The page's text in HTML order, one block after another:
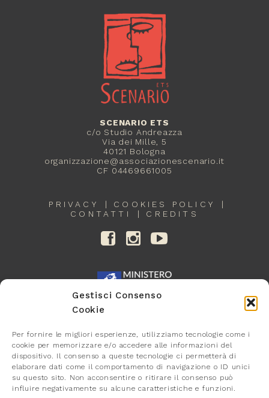
Gestisci Consenso
Cookie
Per fornire le migliori esperienze, utilizziamo tecnologie come i
cookie per memorizzare e/o accedere alle informazioni del
dispositivo. Il consenso a queste tecnologie ci permetterà di
elaborare dati come il comportamento di navigazione o ID unici
su questo sito. Non acconsentire o ritirare il consenso può
influire negativamente su alcune caratteristiche e funzioni.
SCENARIO ETS
c/o Studio Andreazza
Via dei Mille, 5
40121 Bologna
organizzazione@associazionescenario.it
CF 04469661005
PRIVACY
COOKIES POLICY
CONTATTI
CREDITS